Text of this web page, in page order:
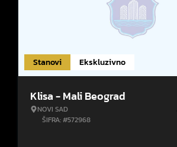
Stanovi Ekskluzivno
Klisa - Mali Beograd
NOVI SAD
ŠIFRA: #572968